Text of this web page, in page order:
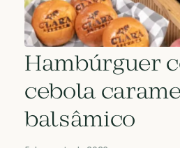
Hambúrguer
cebola
balsâmico